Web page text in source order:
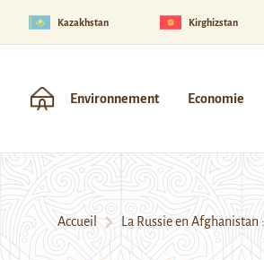
Kazakhstan Kirghizstan
Environnement Economie
Accueil La Russie en Afghanistan